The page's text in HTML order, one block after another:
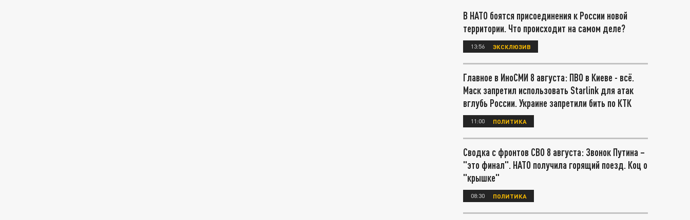
В НАТО боятся присоединения к России новой
территории. Что происходит на самом деле?
13:56 ЭКСКЛЮЗИВ
Главное в ИноСМИ 8 августа: ПВО в Киеве - всё.
Маск запретил использовать Starlink для атак
вглубь России. Украине запретили бить по КТК
11:00 ПОЛИТИКА
Сводка с фронтов СВО 8 августа: Звонок Путина –
"это финал". НАТО получила горящий поезд. Коц о
"крышке"
08:30 ПОЛИТИКА